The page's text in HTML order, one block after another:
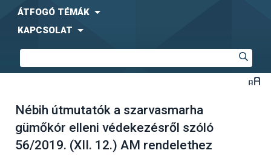
ÁTFOGÓ TÉMÁK
KAPCSOLAT
Nébih útmutatók a szarvasmarha
gümőkór elleni védekezésről szóló
56/2019. (XII. 12.) AM rendelethez